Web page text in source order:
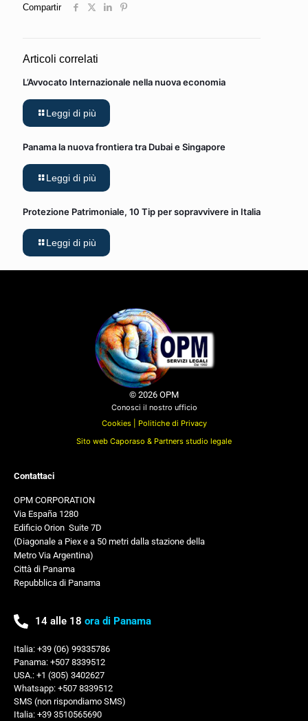
Compartir
Articoli correlati
L’Avvocato Internazionale nella nuova economia
Leggi di più
Panama la nuova frontiera tra Dubai e Singapore
Leggi di più
Protezione Patrimoniale, 10 Tip per sopravvivere in Italia
Leggi di più
© 2026 OPM
Conosci il nostro ufficio
Cookies |
Politiche di Privacy
Sito web Caporaso & Partners studio legale
Contattaci
OPM CORPORATION
Via España 1280
Edificio Orion Suite 7D
(Diagonale a Piex e a 50 metri dalla stazione della
Metro Via Argentina)
Città di Panama
Repubblica di Panama
14 alle 18ora di Panama
Italia: +39 (06) 99335786
Panama: +507 8339512
USA.: +1 (305) 3402627
Whatsapp: +507 8339512
SMS (non rispondiamo SMS)
Italia: +39 3510565690